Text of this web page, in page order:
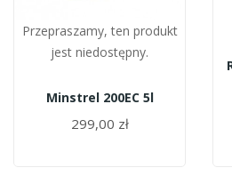
Przepraszamy, ten produkt
jest niedostępny.
Minstrel 200EC 5l
299,00 zł